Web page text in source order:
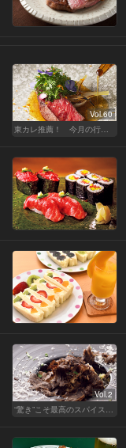
Vol.60
東カレ推薦！ 今月の行くべき店
Vol.2
“驚き”こそ最高のスパイス！ 「こんなの初めて❤」スぺシャリテ